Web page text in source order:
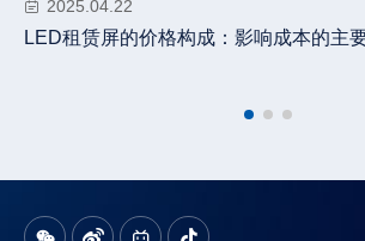
2025.04.22
LED租赁屏的价格构成：影响成本的主